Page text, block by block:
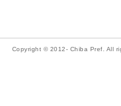
Copyright © 2012- Chiba Pref. All